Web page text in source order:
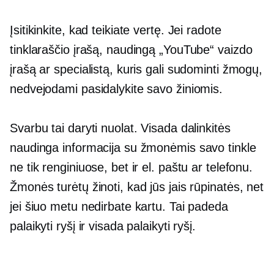
Įsitikinkite, kad teikiate vertę. Jei radote
tinklaraščio įrašą, naudingą „YouTube“ vaizdo
įrašą ar specialistą, kuris gali sudominti žmogų,
nedvejodami pasidalykite savo žiniomis.
Svarbu tai daryti nuolat. Visada dalinkitės
naudinga informacija su žmonėmis savo tinkle
ne tik renginiuose, bet ir el. paštu ar telefonu.
Žmonės turėtų žinoti, kad jūs jais rūpinatės, net
jei šiuo metu nedirbate kartu. Tai padeda
palaikyti ryšį ir visada palaikyti ryšį.